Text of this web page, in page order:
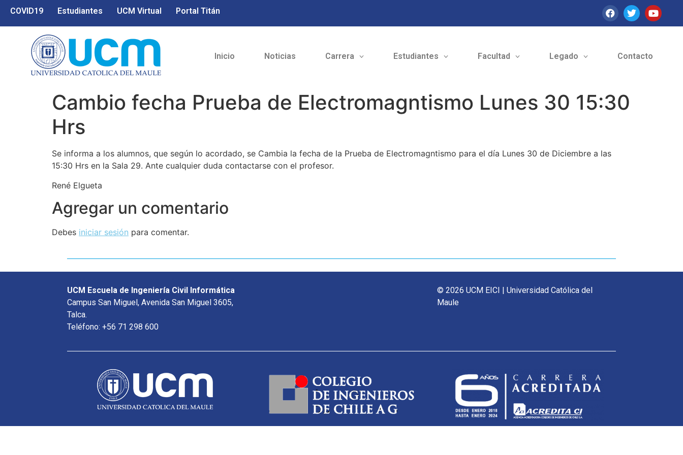
COVID19 Estudiantes UCM Virtual Portal Titán
Inicio Noticias Carrera Estudiantes Facultad Legado Contacto
Cambio fecha Prueba de Electromagntismo Lunes 30 15:30
Hrs
Se informa a los alumnos, que según lo acordado, se Cambia la fecha de la Prueba de Electromagntismo para el día Lunes 30 de Diciembre a las
15:30 Hrs en la Sala 29. Ante cualquier duda contactarse con el profesor.
René Elgueta
Agregar un comentario
Debes iniciar sesión para comentar.
UCM Escuela de Ingeniería Civil Informática
Campus San Miguel, Avenida San Miguel 3605,
Talca.
Teléfono: +56 71 298 600
© 2026 UCM EICI | Universidad Católica del
Maule